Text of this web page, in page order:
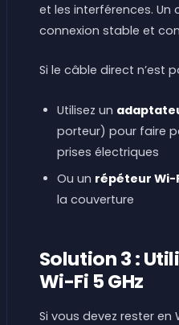
et les interférences. Un
connexion stable et
Si le câble direct n’est
Utilisez un
porteur) pour faire
prises électriques
Ou un répéteur Wi-
la couverture
Solution 3 :
Wi-Fi 5 GHz
Si vous devez rester en